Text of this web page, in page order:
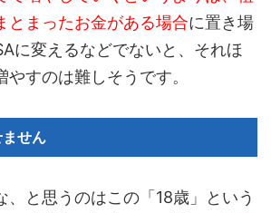
とまったお金がある場合に置き場
に変えるなどでないと、それほ
やすのは難しそうです。
せん
、と思うのはこの「18歳」という